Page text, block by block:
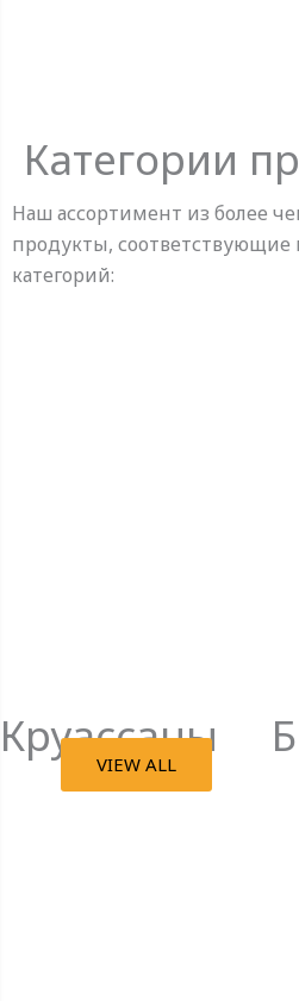
Категории
Наш ассортимент из более
продукты,
категорий:
Круассаны
VIEW ALL